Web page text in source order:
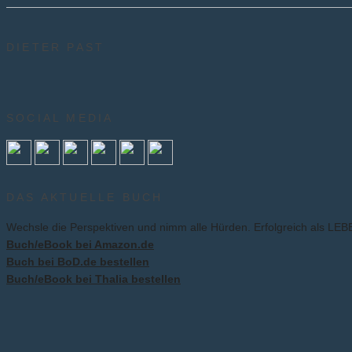
DIETER PAST
SOCIAL MEDIA
DAS AKTUELLE BUCH
Wechsle die Perspektiven und nimm alle Hürden. Erfolgreich als
Buch/eBook bei Amazon.de
Buch bei BoD.de bestellen
Buch/eBook bei Thalia bestellen